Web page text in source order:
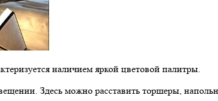
наличием яркой цветовой палитры.
Здесь можно расставить торшеры,